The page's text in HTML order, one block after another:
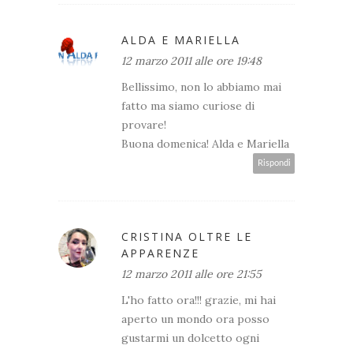
ALDA E MARIELLA
12 marzo 2011 alle ore 19:48
Bellissimo, non lo abbiamo mai
fatto ma siamo curiose di
provare!
Buona domenica! Alda e Mariella
Rispondi
CRISTINA OLTRE LE
APPARENZE
12 marzo 2011 alle ore 21:55
L'ho fatto ora!!! grazie, mi hai
aperto un mondo ora posso
gustarmi un dolcetto ogni